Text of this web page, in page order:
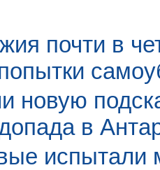
почти в
новую
в
испытали